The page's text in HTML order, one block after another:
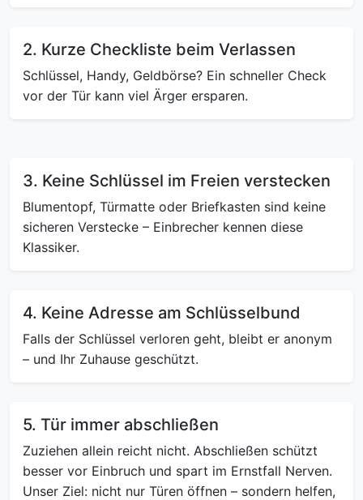
2. Kurze Checkliste beim Verlassen
Schlüssel, Handy, Geldbörse? Ein schneller Check
vor der Tür kann viel Ärger ersparen.
3. Keine Schlüssel im Freien verstecken
Blumentopf, Türmatte oder Briefkasten sind keine
sicheren Verstecke – Einbrecher kennen diese
Klassiker.
4. Keine Adresse am Schlüsselbund
Falls der Schlüssel verloren geht, bleibt er anonym
– und Ihr Zuhause geschützt.
5. Tür immer abschließen
Zuziehen allein reicht nicht. Abschließen schützt
besser vor Einbruch und spart im Ernstfall Nerven.
Unser Ziel: nicht nur Türen öffnen – sondern helfen,